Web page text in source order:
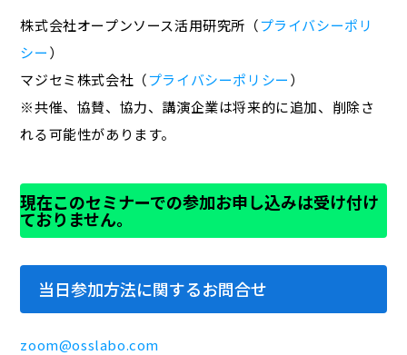
株式会社オープンソース活用研究所（プライバシーポリ
シー）
マジセミ株式会社（プライバシーポリシー）
※共催、協賛、協力、講演企業は将来的に追加、削除さ
れる可能性があります。
現在このセミナーでの参加お申し込みは受け付け
ておりません。
当日参加方法に関するお問合せ
zoom@osslabo.com